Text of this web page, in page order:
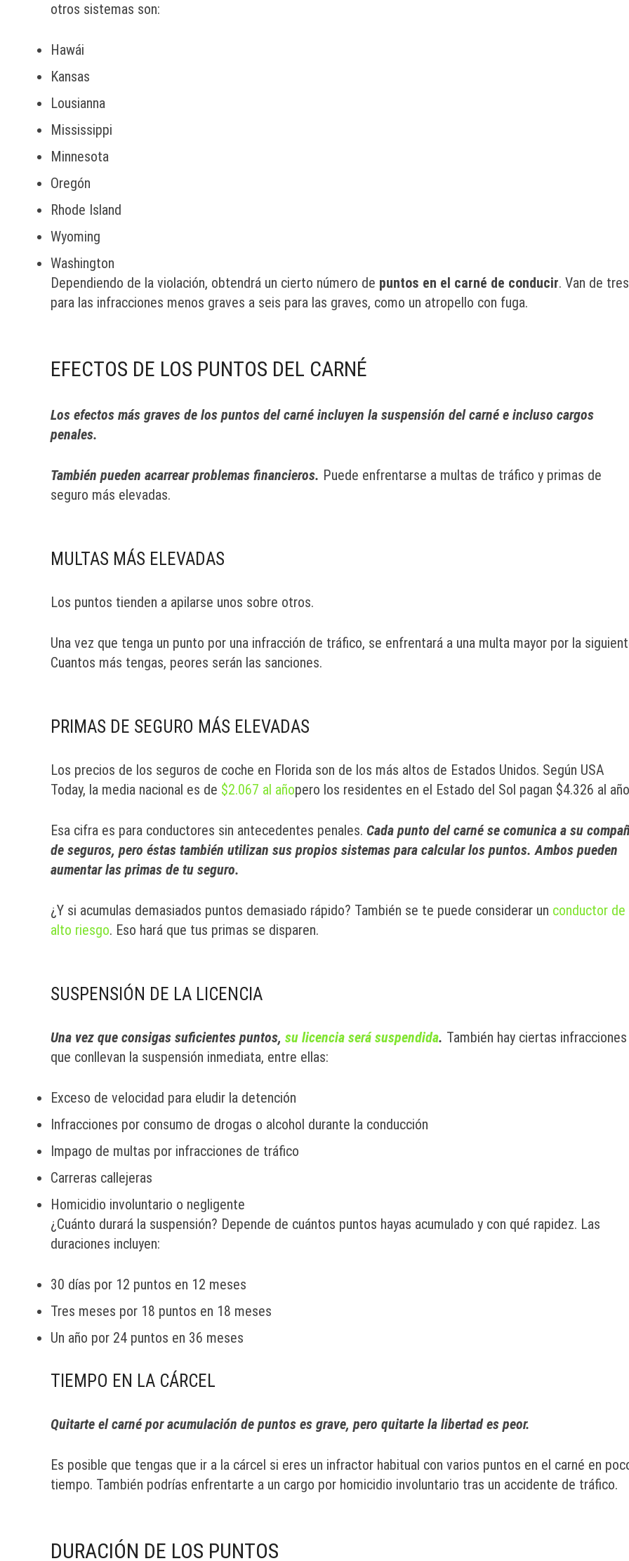
otros sistemas son:
Hawái
Kansas
Lousianna
Mississippi
Minnesota
Oregón
Rhode Island
Wyoming
Washington
Dependiendo de la violación, obtendrá un cierto número de puntos en el carné de conducir. Van de tres
para las infracciones menos graves a seis para las graves, como un atropello con fuga.
EFECTOS DE LOS PUNTOS DEL CARNÉ
Los efectos más graves de los puntos del carné incluyen la suspensión del carné e incluso cargos
penales.
También pueden acarrear problemas financieros. Puede enfrentarse a multas de tráfico y primas de
seguro más elevadas.
MULTAS MÁS ELEVADAS
Los puntos tienden a apilarse unos sobre otros.
Una vez que tenga un punto por una infracción de tráfico, se enfrentará a una multa mayor por la
Cuantos más tengas, peores serán las sanciones.
PRIMAS DE SEGURO MÁS ELEVADAS
Los precios de los seguros de coche en Florida son de los más altos de Estados Unidos. Según USA
Today, la media nacional es de $2.067 al añopero los residentes en el Estado del Sol pagan $4.326 al
Esa cifra es para conductores sin antecedentes penales. Cada punto del carné se comunica a su
de seguros, pero éstas también utilizan sus propios sistemas para calcular los puntos. Ambos pueden
aumentar las primas de tu seguro.
¿Y si acumulas demasiados puntos demasiado rápido? También se te puede considerar un conductor de
alto riesgo. Eso hará que tus primas se disparen.
SUSPENSIÓN DE LA LICENCIA
Una vez que consigas suficientes puntos, su licencia será suspendida. También hay ciertas infracciones
que conllevan la suspensión inmediata, entre ellas:
Exceso de velocidad para eludir la detención
Infracciones por consumo de drogas o alcohol durante la conducción
Impago de multas por infracciones de tráfico
Carreras callejeras
Homicidio involuntario o negligente
¿Cuánto durará la suspensión? Depende de cuántos puntos hayas acumulado y con qué rapidez. Las
duraciones incluyen:
30 días por 12 puntos en 12 meses
Tres meses por 18 puntos en 18 meses
Un año por 24 puntos en 36 meses
TIEMPO EN LA CÁRCEL
Quitarte el carné por acumulación de puntos es grave, pero quitarte la libertad es peor.
Es posible que tengas que ir a la cárcel si eres un infractor habitual con varios puntos en el carné en
tiempo. También podrías enfrentarte a un cargo por homicidio involuntario tras un accidente de tráfico.
DURACIÓN DE LOS PUNTOS